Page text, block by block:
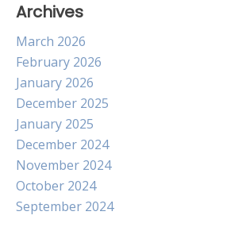
Archives
March 2026
February 2026
January 2026
December 2025
January 2025
December 2024
November 2024
October 2024
September 2024